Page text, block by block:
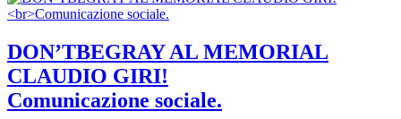
DON’TBEGRAY AL MEMORIAL
CLAUDIO GIRI!
Comunicazione sociale.